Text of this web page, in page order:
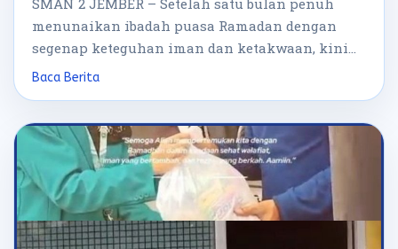
SMAN 2 JEMBER – Setelah satu bulan penuh
menunaikan ibadah puasa Ramadan dengan
segenap keteguhan iman dan ketakwaan, kini
hari […]
Baca Berita